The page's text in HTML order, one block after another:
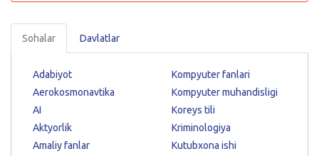
Sohalar Davlatlar
Adabiyot
Aerokosmonavtika
AI
Aktyorlik
Amaliy fanlar
Kompyuter fanlari
Kompyuter muhandisligi
Koreys tili
Kriminologiya
Kutubxona ishi